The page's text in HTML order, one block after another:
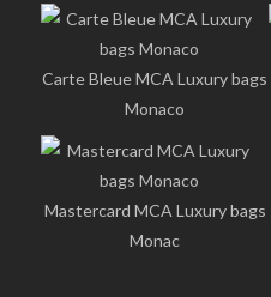
Carte Bleue MCA Luxury bags
Monaco
Mastercard MCA Luxury bags
Monac